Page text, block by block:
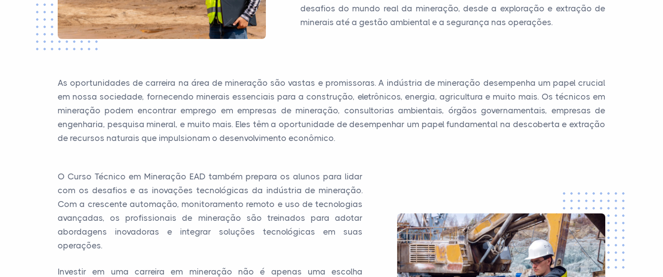
desafios do mundo real da mineração, desde a exploração e extração de
minerais até a gestão ambiental e a segurança nas operações.
As oportunidades de carreira na área de mineração são vastas e promissoras. A indústria de mineração desempenha um papel crucial
em nossa sociedade, fornecendo minerais essenciais para a construção, eletrônicos, energia, agricultura e muito mais. Os técnicos em
mineração podem encontrar emprego em empresas de mineração, consultorias ambientais, órgãos governamentais, empresas de
engenharia, pesquisa mineral, e muito mais. Eles têm a oportunidade de desempenhar um papel fundamental na descoberta e extração
de recursos naturais que impulsionam o desenvolvimento econômico.
O Curso Técnico em Mineração EAD também prepara os alunos para lidar
com os desafios e as inovações tecnológicas da indústria de mineração.
Com a crescente automação, monitoramento remoto e uso de tecnologias
avançadas, os profissionais de mineração são treinados para adotar
abordagens inovadoras e integrar soluções tecnológicas em suas
operações.
Investir em uma carreira em mineração não é apenas uma escolha